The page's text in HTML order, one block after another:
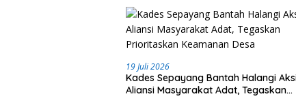
19 Juli 2026
Kades Sepayang Bantah Halangi
Aliansi Masyarakat Adat, Tegaskan